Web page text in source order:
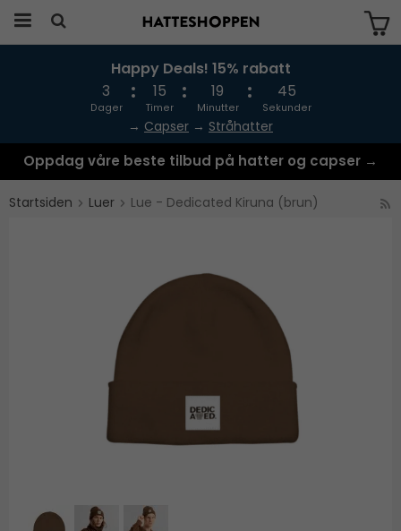
Produktet har blitt lagt til i handlekurven
Happy Deals! 15% rabatt
3
Dager
15
Timer
19
Minutter
45
Sekunder
→ Capser → Stråhatter
Oppdag våre beste tilbud på hatter og capser →
Startsiden Luer Lue - Dedicated Kiruna (brun)